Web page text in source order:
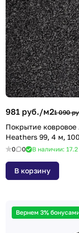
981 руб./м21 090
Покрытие ковровое
Heathers 99, 4 м,
0 0 В наличии: 17.2
В корзину
Вернем 3%